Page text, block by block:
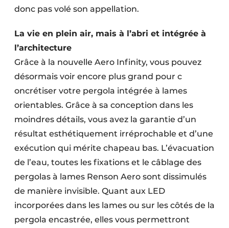
donc pas volé son appellation.
La vie en plein air, mais à l’abri et intégrée à
l’architecture
Grâce à la nouvelle Aero Infinity, vous pouvez
désormais voir encore plus grand pour c
oncrétiser votre pergola intégrée à lames
orientables. Grâce à sa conception dans les
moindres détails, vous avez la garantie d’un
résultat esthétiquement irréprochable et d’une
exécution qui mérite chapeau bas. L’évacuation
de l’eau, toutes les fixations et le câblage des
pergolas à lames Renson Aero sont dissimulés
de manière invisible. Quant aux LED
incorporées dans les lames ou sur les côtés de la
pergola encastrée, elles vous permettront